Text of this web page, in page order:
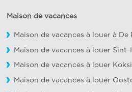
Maison de vacances
Maison de vacances à louer à De
Maison de vacances à louer Sint-
Maison de vacances à louer
Maison de vacances à louer